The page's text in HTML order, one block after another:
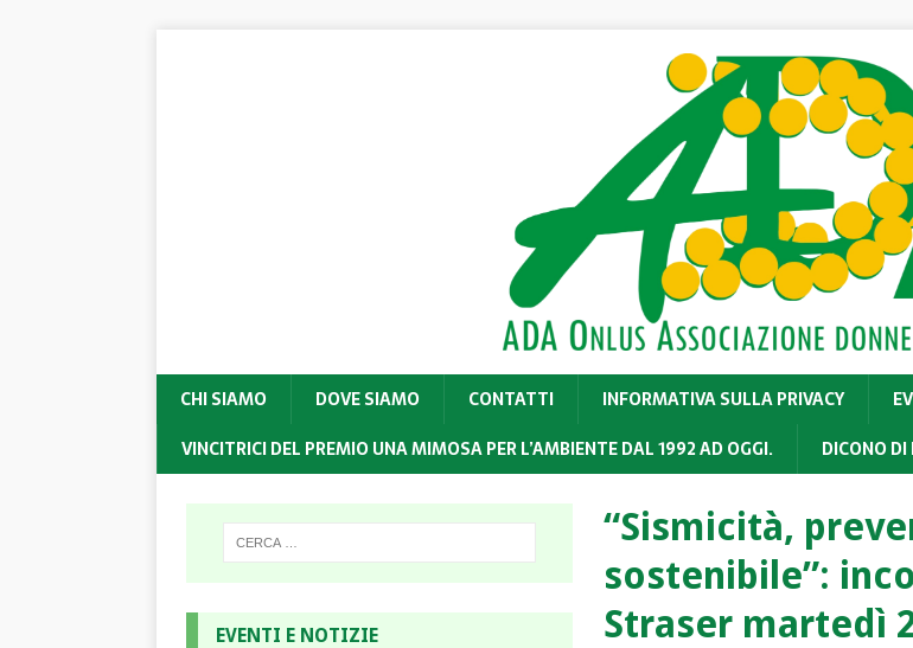
CHI SIAMO DOVE SIAMO CONTATTI INFORMATIVA SULLA PRIVACY
VINCITRICI DEL PREMIO UNA MIMOSA PER L’AMBIENTE DAL 1992 AD OGGI.
DICONO DI
“Sismicità,
sostenibile”:
Straser martedì
EVENTI E NOTIZIE